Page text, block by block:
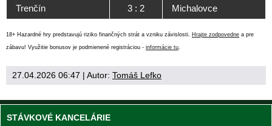
Trenčín 3 : 2 Michalovce
18+ Hazardné hry predstavujú riziko finančných strát a vzniku závislosti. Hrajte zodpovedne a pre
zábavu! Využitie bonusov je podmienené registráciou - informácie tu.
27.04.2026 06:47 | Autor: Tomáš Lefko
STÁVKOVÉ KANCELÁRIE